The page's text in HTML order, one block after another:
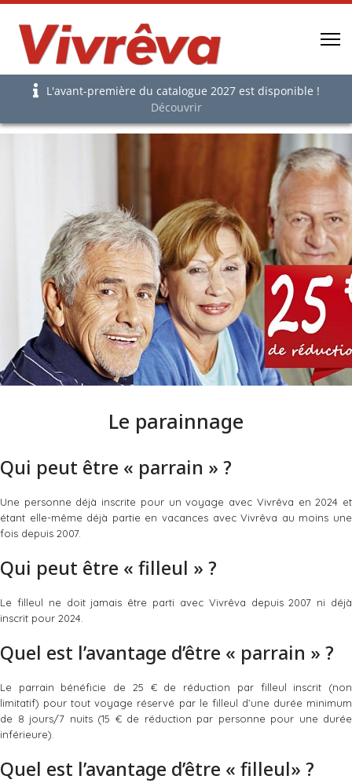
L'avant-première du catalogue 2027 est disponible !
Découvrir
Le parainnage
Qui peut être « parrain » ?
Une personne déjà inscrite pour un voyage avec Vivrêva en 2024 et
étant elle-même déjà partie en vacances avec Vivrêva au moins une
fois depuis 2007.
Qui peut être « filleul » ?
Le filleul ne doit jamais être parti avec Vivrêva depuis 2007 ni déjà
inscrit pour 2024.
Quel est l’avantage d’être « parrain » ?
Le parrain bénéficie de 25 € de réduction par filleul inscrit (non
limitatif) pour tout voyage réservé par le filleul d’une durée minimum
de 8 jours/7 nuits (15 € de réduction par personne pour une durée
inférieure).
Quel est l’avantage d’être « filleul» ?